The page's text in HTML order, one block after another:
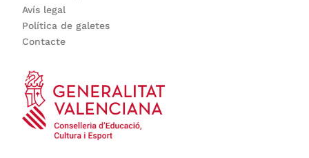
Avís legal
Política de galetes
Contacte